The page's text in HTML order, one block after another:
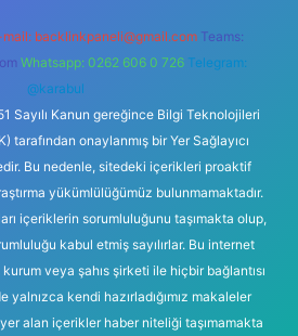
mail: backlinkpaneli@gmail.com Teams:
Whatsapp: 0262 606 0 726 Telegram:
@karabul
Sayılı Kanun gereğince Bilgi Teknolojileri
tarafından onaylanmış bir Yer Sağlayıcı
Bu nedenle, sitedeki içerikleri proaktif
yükümlülüğümüz bulunmamaktadır.
içeriklerin sorumluluğunu taşımakta olup,
kabul etmiş sayılırlar. Bu internet
veya şahıs şirketi ile hiçbir bağlantısı
yalnızca kendi hazırladığımız makaleler
alan içerikler haber niteliği taşımamakta